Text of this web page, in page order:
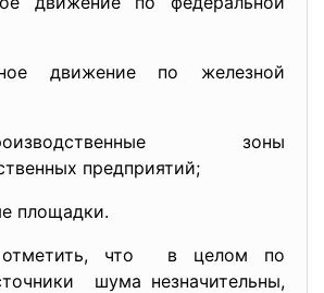
движение по железной
зоны
предприятий;
площадки.
отметить, что в целом по
шума незначительны,